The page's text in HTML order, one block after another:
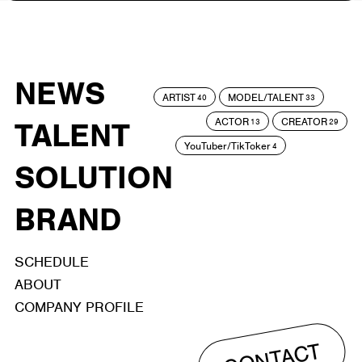
NEWS
TALENT
SOLUTION
BRAND
ARTIST40 MODEL/TALENT33
ACTOR 13 CREATOR29
YouTuber/TikToker4
SCHEDULE
ABOUT
COMPANY PROFILE